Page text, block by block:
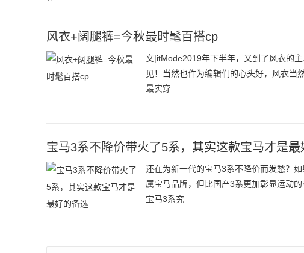
风衣+阔腿裤=今秋最时髦百搭cp
文|itMode2019年下半年，又到了风衣的
见！当然也作为编辑们的心头好，风衣当
最实穿
宝马3系不降价带火了5系，其实这款宝马才是最
还在为新一代的宝马3系不降价而发愁？
属宝马品牌，但比国产3系更加彰显运动
宝马3系究